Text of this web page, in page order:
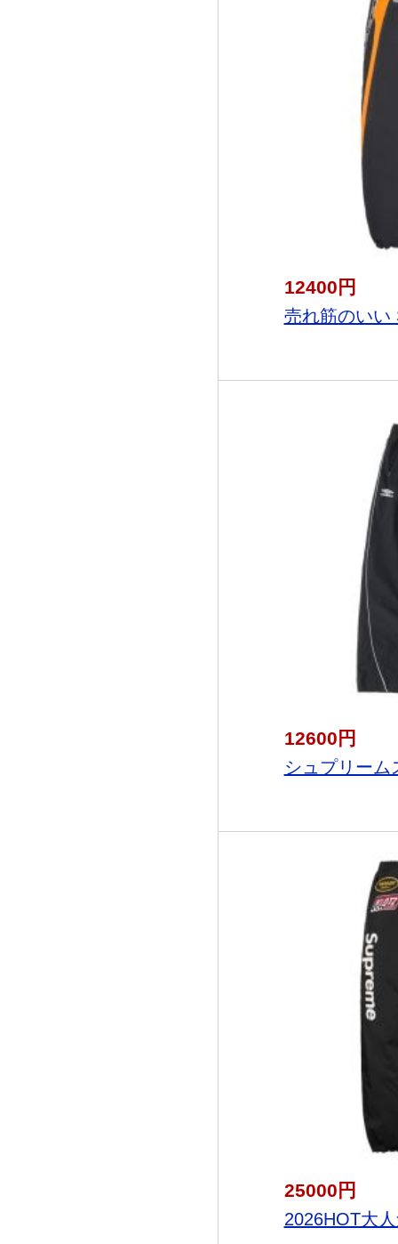
12400円
売れ筋のいい
12600円
シュプリー
25000円
2026HOT大